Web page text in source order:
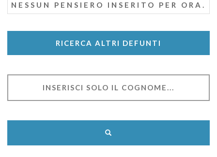
NESSUN PENSIERO INSERITO PER ORA.
RICERCA ALTRI DEFUNTI